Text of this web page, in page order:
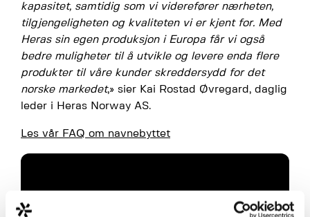
kapasitet, samtidig som vi viderefører nærheten,
tilgjengeligheten og kvaliteten vi er kjent for. Med
Heras sin egen produksjon i Europa får vi også
bedre muligheter til å utvikle og levere enda flere
produkter til våre kunder skreddersydd for det
norske markedet,» sier Kai Rostad Øvregard, daglig
leder i Heras Norway AS.
Les vår FAQ om navnebyttet